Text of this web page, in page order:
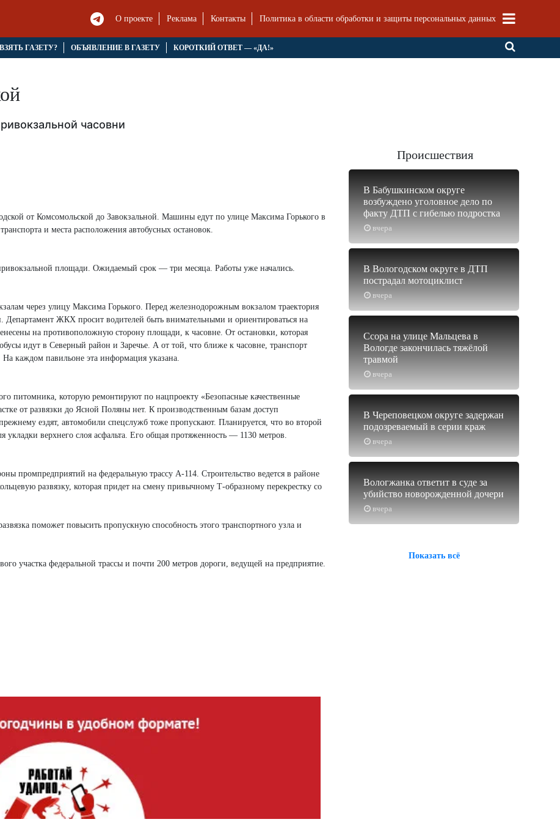
О проекте Реклама Контакты Политика в области обработки и защиты персональных данных
ГАЗЕТУ? ОБЪЯВЛЕНИЕ В ГАЗЕТУ КОРОТКИЙ ОТВЕТ — «ДА!»
часовни
от Комсомольской до Завокзальной. Машины едут по улице Максима Горького в
и места расположения автобусных остановок.
площади. Ожидаемый срок — три месяца. Работы уже начались.
через улицу Максима Горького. Перед железнодорожным вокзалом траектория
Департамент ЖКХ просит водителей быть внимательными и ориентироваться на
на противоположную сторону площади, к часовне. От остановки, которая
идут в Северный район и Заречье. А от той, что ближе к часовне, транспорт
каждом павильоне эта информация указана.
питомника, которую ремонтируют по нацпроекту «Безопасные качественные
от развязки до Ясной Поляны нет. К производственным базам доступ
ездят, автомобили спецслужб тоже пропускают. Планируется, что во второй
укладки верхнего слоя асфальта. Его общая протяженность — 1130 метров.
промпредприятий на федеральную трассу А-114. Строительство ведется в районе
развязку, которая придет на смену привычному Т-образному перекрестку со
поможет повысить пропускную способность этого транспортного узла и
участка федеральной трассы и почти 200 метров дороги, ведущей на предприятие.
Происшествия
вчера
В Бабушкинском округе
возбуждено уголовное дело по
факту ДТП с гибелью подростка
вчера
В Вологодском округе в ДТП
пострадал мотоциклист
вчера
Ссора на улице Мальцева в
Вологде закончилась тяжёлой
травмой
вчера
В Череповецком округе задержан
подозреваемый в серии краж
вчера
Вологжанка ответит в суде за
убийство новорожденной дочери
Показать всё